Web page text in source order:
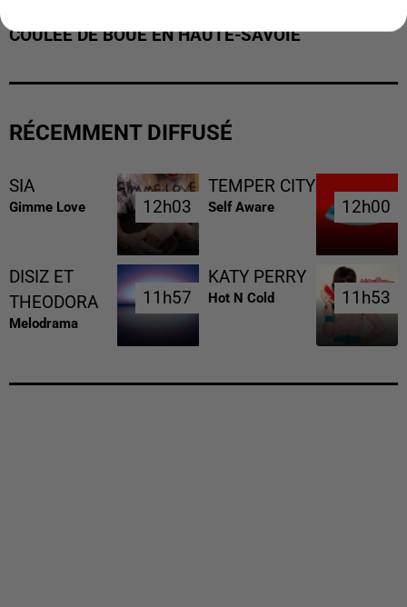
COULÉE DE BOUE EN HAUTE-SAVOIE
RÉCEMMENT DIFFUSÉ
SIA
Gimme Love 12h03
12h03
TEMPER CITY
Self Aware 12h00
12h00
DISIZ ET
THEODORA
Melodrama
11h57
11h57
KATY PERRY
Hot N Cold 11h53
11h53